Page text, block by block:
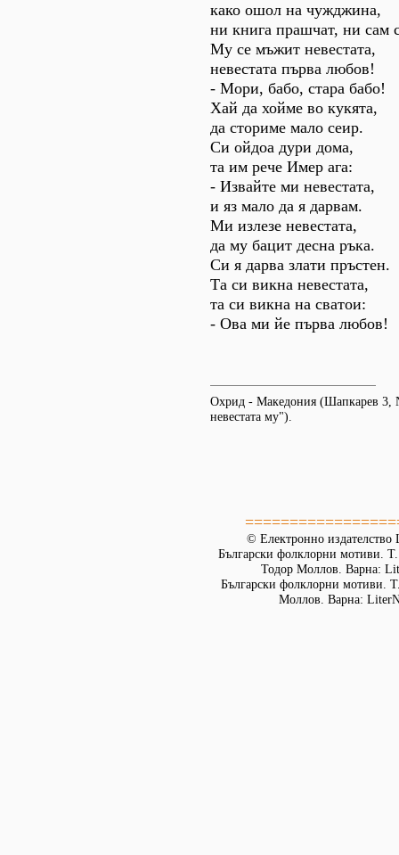
како ошол на чужджина,
ни книга прашчат, ни сам
Му се мъжит невестата,
невестата първа любов!
- Мори, бабо, стара бабо!
Хай да хойме во кукята,
да сториме мало сеир.
Си ойдоа дури дома,
та им рече Имер ага:
- Извайте ми невестата,
и яз мало да я дарвам.
Ми излезе невестата,
да му бацит десна ръка.
Си я дарва злати пръстен.
Та си викна невестата,
та си викна на сватои:
- Ова ми йе първа любов!
Охрид - Македония (Шапкарев 3,
невестата му").
© Електронно издателство
Български фолклорни мотиви.
Тодор Моллов. Варна:
Български фолклорни мотиви.
Моллов. Варна: